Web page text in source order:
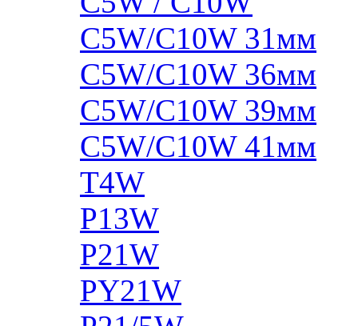
C5W/C10W 31мм
C5W/C10W 36мм
C5W/C10W 39мм
C5W/C10W 41мм
T4W
P13W
P21W
PY21W